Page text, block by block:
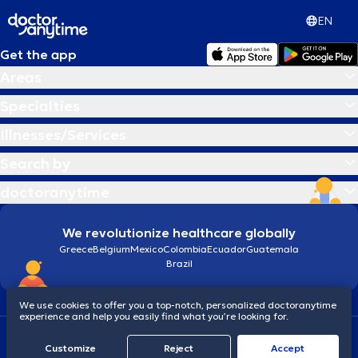
EN
Get the app
We revolutionize healthcare globally
GreeceBelgiumMexicoColombiaEcuadorGuatemala
Brazil
Cookiesdoctoranytime: Data Protection Policy
© 2026 doctoranytime
We use cookies to offer you a top-notch, personalized doctoranytime
experience and help you easily find what you’re looking for.
Customize Reject Accept